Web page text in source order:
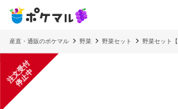
産直・通販のポケマル 野菜 野菜セット 野菜セット
注
文
受
付
停
止
中